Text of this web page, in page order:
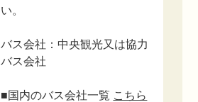
い。
バス会社：中央観光又は協力
バス会社
■国内のバス会社一覧 こちら